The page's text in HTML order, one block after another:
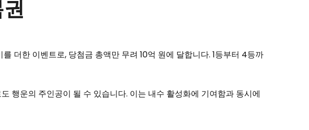
더한 이벤트로, 당첨금 총액만 무려 10억 원에 달합니다. 1등부터 4등까
행운의 주인공이 될 수 있습니다. 이는 내수 활성화에 기여함과 동시에